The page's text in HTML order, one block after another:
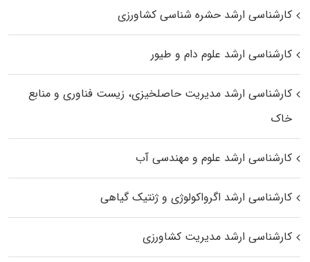
کارشناسی ارشد حشره‌ شناسی کشاورزی
کارشناسی ارشد علوم دام و طیور
کارشناسی ارشد مدیریت حاصلخیزی، زیست فناوری و منابع
خاک
کارشناسی ارشد علوم و مهندسی آب
کارشناسی ارشد اگرواکولوژی و ژنتیک گیاهی
کارشناسی ارشد مدیریت کشاورزی